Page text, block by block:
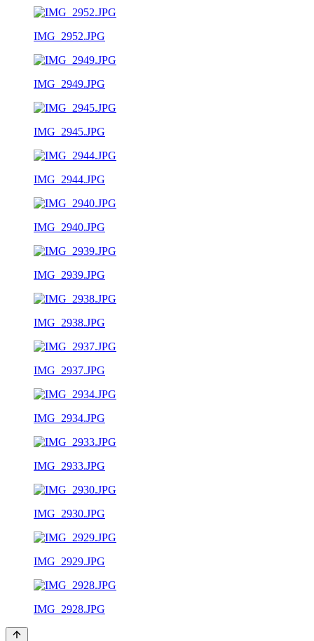
IMG_2952.JPG
IMG_2949.JPG
IMG_2945.JPG
IMG_2944.JPG
IMG_2940.JPG
IMG_2939.JPG
IMG_2938.JPG
IMG_2937.JPG
IMG_2934.JPG
IMG_2933.JPG
IMG_2930.JPG
IMG_2929.JPG
IMG_2928.JPG